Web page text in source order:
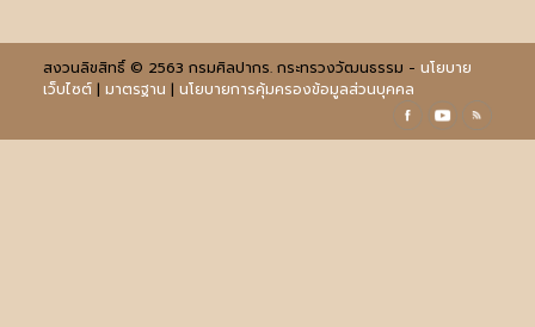
สงวนลิขสิทธิ์ © 2563 กรมศิลปากร. กระทรวงวัฒนธรรม - นโยบาย
เว็บไซต์| มาตรฐาน | นโยบายการคุ้มครองข้อมูลส่วนบุคคล